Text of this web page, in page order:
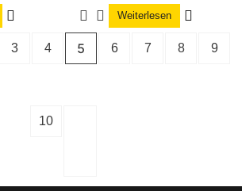
Weiterlesen
3 4 5 6 7 8 9
10